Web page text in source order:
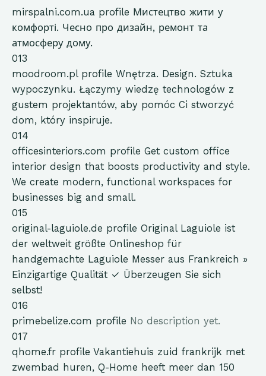
mirspalni.com.ua profile Мистецтво жити у
комфорті. Чесно про дизайн, ремонт та
атмосферу дому.
013
moodroom.pl profile Wnętrza. Design. Sztuka
wypoczynku. Łączymy wiedzę technologów z
gustem projektantów, aby pomóc Ci stworzyć
dom, który inspiruje.
014
officesinteriors.com profile Get custom office
interior design that boosts productivity and style.
We create modern, functional workspaces for
businesses big and small.
015
original-laguiole.de profile Original Laguiole ist
der weltweit größte Onlineshop für
handgemachte Laguiole Messer aus Frankreich »
Einzigartige Qualität ✓ Überzeugen Sie sich
selbst!
016
primebelize.com profile No description yet.
017
qhome.fr profile Vakantiehuis zuid frankrijk met
zwembad huren, Q-Home heeft meer dan 150